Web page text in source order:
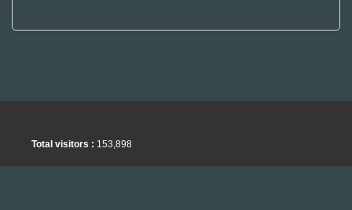
Total visitors : 153,898